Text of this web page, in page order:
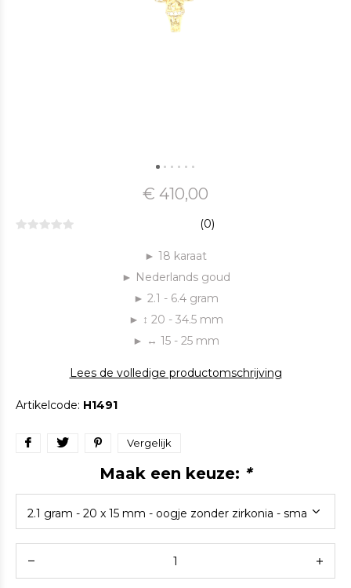
€ 410,00
(0)
► 18 karaat
► Nederlands goud
► 2.1 - 6.4 gram
► ↕ 20 - 34.5 mm
► ↔ 15 - 25 mm
Lees de volledige productomschrijving
Artikelcode: H1491
Vergelijk
Maak een keuze: *